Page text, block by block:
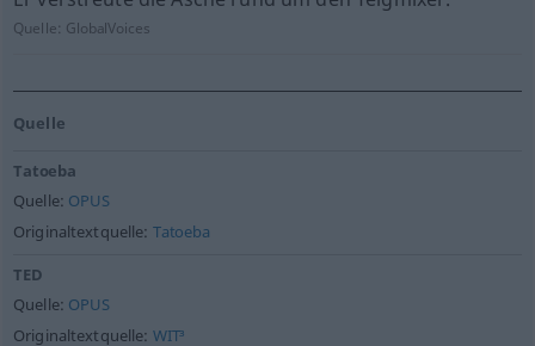
Quelle: GlobalVoices
Quelle
Tatoeba
Quelle: OPUS
Originaltextquelle: Tatoeba
TED
Quelle: OPUS
Originaltextquelle: WIT³